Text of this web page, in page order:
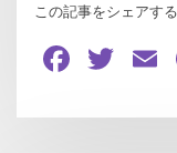
この記事をシェアする